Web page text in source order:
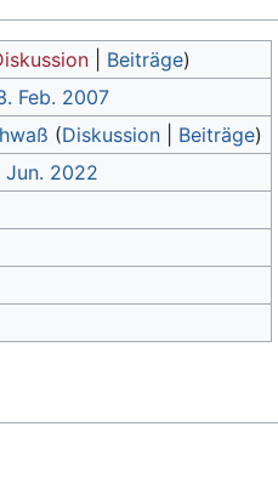
Beiträge)
Feb. 2007
(Diskussion Beiträge)
Jun. 2022